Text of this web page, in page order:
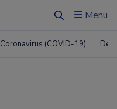
ZoekenMenu
Coronavirus (COVID-19)